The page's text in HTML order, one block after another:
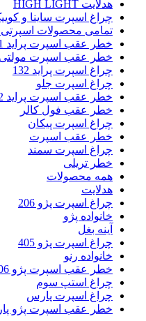
هدلایت HIGH LIGHT
چراغ اسپرت ساینا و
تمامی محصولات
خطر عقب اسپرت پراید 111
خطر عقب اسپرت مولتی
چراغ اسپرت پراید 132
چراغ اسپرت جلو
خطر عقب اسپرت پراید 132
خطر عقب فول کالر
چراغ اسپرت پیکان
خطر عقب اسپرت
چراغ اسپرت سمند
خطر تریلی
همه محصولات
هدلایت
چراغ اسپرت پژو 206
خانواده پژو
آینه بغل
چراغ اسپرت پژو 405
خانواده رنو
خطر عقب اسپرت پژو 206
چراغ استپ سوم
چراغ اسپرت پارس
خطر عقب اسپرت پژو